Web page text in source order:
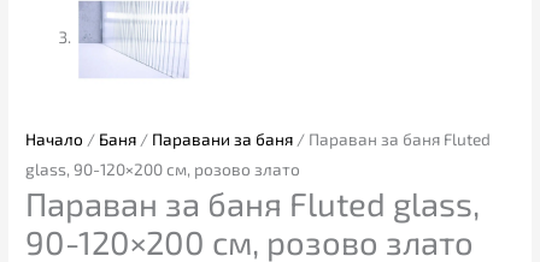
Начало / Баня / Паравани за баня / Параван за баня Fluted
glass, 90-120×200 см, розово злато
Параван за баня Fluted glass,
90-120×200 см, розово злато